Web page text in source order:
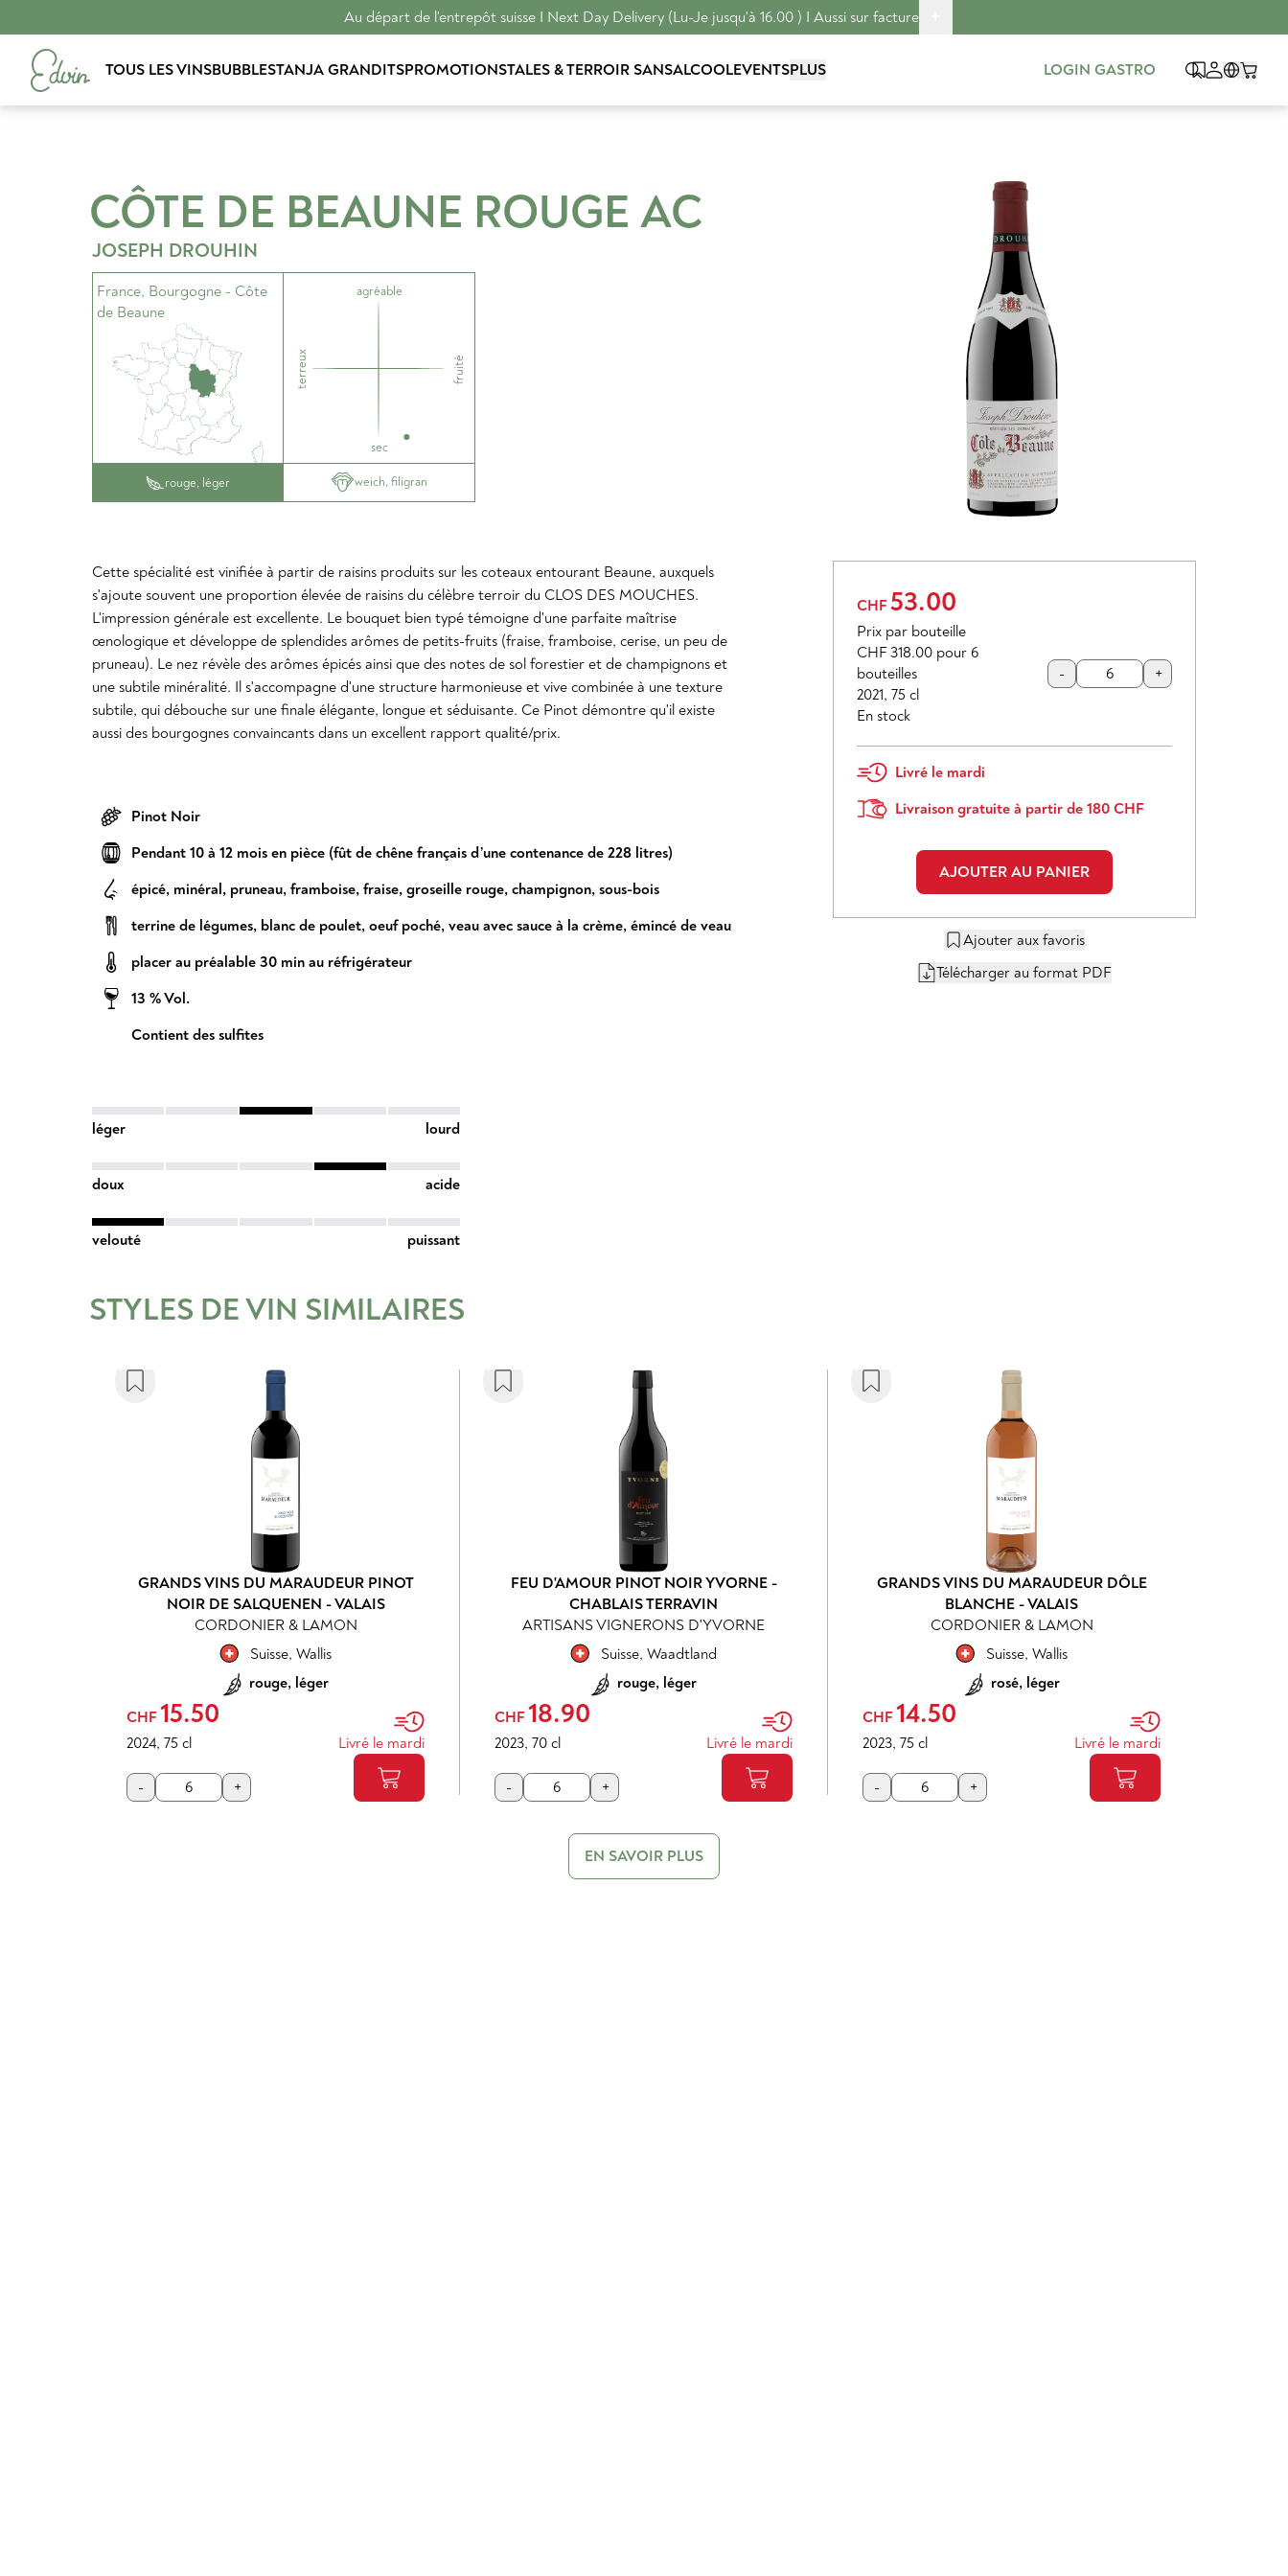
Au départ de l'entrepôt suisse I Next Day Delivery (Lu-Je jusqu'à 16.00 ) I Aussi sur facture
TOUS LES VINSBUBBLESTANJA GRANDITSPROMOTIONSTALES & TERROIR SANSALCOOLEVENTSPLUS LOGIN GASTRO
CÔTE DE BEAUNE ROUGE AC
JOSEPH DROUHIN
France, Bourgogne - Côte
de Beaune
agréable
terreux fruité
sec
rouge, léger weich, filigran
CHF 53.00
Prix par bouteille
CHF 318.00 pour 6
bouteilles
2021,75 cl
En stock
- +
Livré le mardi
Livraison gratuite à partir de 180 CHF
AJOUTER AU PANIER
Ajouter aux favoris
Télécharger au format PDF
Cette spécialité est vinifiée à partir de raisins produits sur les coteaux entourant Beaune, auxquels
s'ajoute souvent une proportion élevée de raisins du célèbre terroir du CLOS DES MOUCHES.
L'impression générale est excellente. Le bouquet bien typé témoigne d'une parfaite maîtrise
œnologique et développe de splendides arômes de petits-fruits (fraise, framboise, cerise, un peu de
pruneau). Le nez révèle des arômes épicés ainsi que des notes de sol forestier et de champignons et
une subtile minéralité. Il s'accompagne d'une structure harmonieuse et vive combinée à une texture
subtile, qui débouche sur une finale élégante, longue et séduisante. Ce Pinot démontre qu'il existe
aussi des bourgognes convaincants dans un excellent rapport qualité/prix.
Pinot Noir
Pendant 10 à 12 mois en pièce (fût de chêne français d’une contenance de 228 litres)
épicé, minéral, pruneau, framboise, fraise, groseille rouge, champignon, sous-bois
terrine de légumes, blanc de poulet, oeuf poché, veau avec sauce à la crème, émincé de veau
placer au préalable 30 min au réfrigérateur
13 % Vol.
Contient des sulfites
léger lourd
doux acide
velouté puissant
STYLES DE VIN SIMILAIRES
GRANDS VINS DU MARAUDEUR PINOT
NOIR DE SALQUENEN - VALAIS
CORDONIER & LAMON
Suisse, Wallis
rouge, léger
CHF 15.50
2024, 75 cl Livré le mardi
- +
FEU D'AMOUR PINOT NOIR YVORNE -
CHABLAIS TERRAVIN
ARTISANS VIGNERONS D'YVORNE
Suisse, Waadtland
rouge, léger
CHF 18.90
2023, 70 cl Livré le mardi
- +
GRANDS VINS DU MARAUDEUR DÔLE
BLANCHE - VALAIS
CORDONIER & LAMON
Suisse,Wallis
rosé, léger
CHF 14.50
2023, 75 cl Livré le mardi
- +
EN SAVOIR PLUS